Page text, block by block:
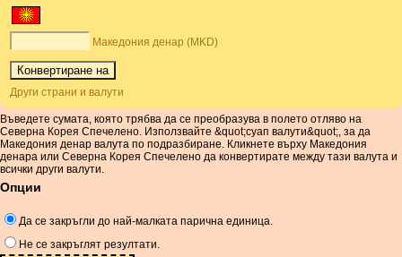
Македония денар (MKD)
Други страни и валути
Въведете сумата, която трябва да се преобразува в полето отляво на
Северна Корея Спечелено. Използвайте &quot;суап валути&quot;, за да
Македония денар валута по подразбиране. Кликнете върху Македония
денара или Северна Корея Спечелено да конвертирате между тази валута и
всички други валути.
Опции
Да се ​​закръгли до най-малката парична единица.
Не се закръглят резултати.